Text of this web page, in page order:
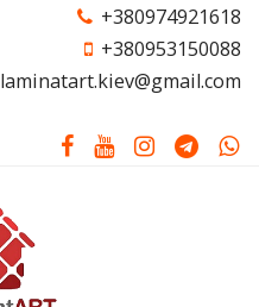
+380974921618
+380953150088
laminatart.kiev@gmail.com